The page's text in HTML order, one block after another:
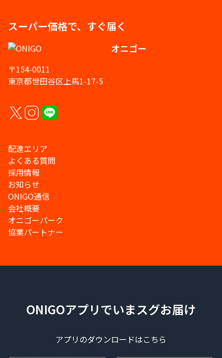
スーパー価格で、すぐ届く
オニゴー
〒154-0011
東京都世田谷区上馬1-17-5
配達エリア
よくある質問
採用情報
お知らせ
ONIGO通信
会社概要
オニゴーパーク
協業パートナー
ONIGOアプリでいまスグお届け
アプリのダウンロードはこちら